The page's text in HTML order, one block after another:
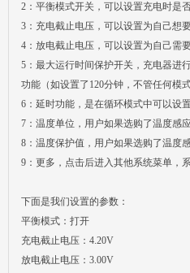
2：平衡模式开关，可以设置充电时是
3：充电截止电压，可以设置为自己想
4：放电截止电压，可以设置为自己需
5：最大运行时间保护开关，充电器进
功能（如设置了120分钟，不管任何模
6：延时功能，是在循环模式中可以设
7：温度单位，用户如果选购了温度感
8：温度保护值，用户如果选购了温度
9：更多，点击后进入其他系统菜单，
下面是我们设置的参数：
平衡模式：打开
充电截止电压：4.20V
放电截止电压：3.00V